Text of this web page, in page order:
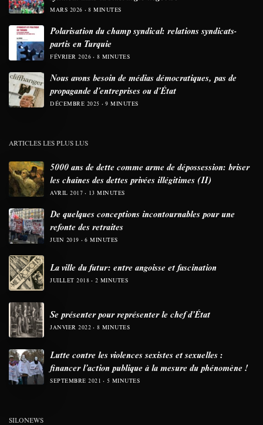
MARS 2026 8 MINUTES
Polarisation du champ syndical: relations syndicats-
partis en Turquie
FÉVRIER 2026 8 MINUTES
Nous avons besoin de médias démocratiques, pas de
propagande d’entreprises ou d’État
DÉCEMBRE 2025 9 MINUTES
ARTICLES LES PLUS LUS
5000 ans de dette comme arme de dépossession: briser
les chaînes des dettes privées illégitimes (II)
AVRIL 2017 13 MINUTES
De quelques conceptions incontournables pour une
refonte des retraites
JUIN 2019 6 MINUTES
La ville du futur: entre angoisse et fascination
JUILLET 2018 2 MINUTES
Se présenter pour représenter le chef d’État
JANVIER 2022 8 MINUTES
Lutte contre les violences sexistes et sexuelles :
financer l’action publique à la mesure du phénomène !
SEPTEMBRE 2021 5 MINUTES
SILONEWS